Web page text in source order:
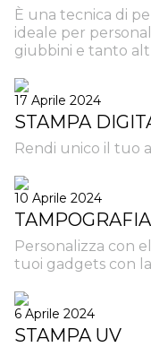
È una tecnica di
ideale per
giubbini e tanto
17 Aprile 2024
STAMPA
Rendi unico il tuo
10 Aprile 2024
TAMPOGRAFIA
Personalizza con
tuoi gadgets con
6 Aprile 2024
STAMPA UV